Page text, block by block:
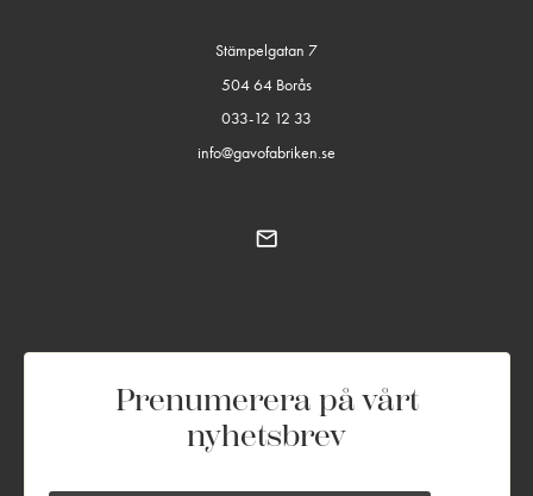
Stämpelgatan 7
504 64 Borås
033-12 12 33
info@gavofabriken.se
Prenumerera på vårt
nyhetsbrev